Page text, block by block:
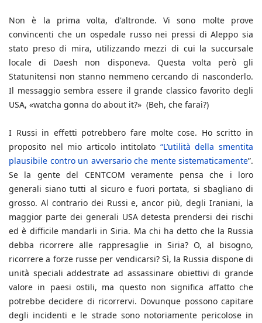
Non è la prima volta, d'altronde. Vi sono molte prove
convincenti che un ospedale russo nei pressi di Aleppo sia
stato preso di mira, utilizzando mezzi di cui la succursale
locale di Daesh non disponeva. Questa volta però gli
Statunitensi non stanno nemmeno cercando di nasconderlo.
Il messaggio sembra essere il grande classico favorito degli
USA, «watcha gonna do about it?» (Beh, che farai?)
I Russi in effetti potrebbero fare molte cose. Ho scritto in
proposito nel mio articolo intitolato “L’utilità della smentita
plausibile contro un avversario che mente sistematicamente”.
Se la gente del CENTCOM veramente pensa che i loro
generali siano tutti al sicuro e fuori portata, si sbagliano di
grosso. Al contrario dei Russi e, ancor più, degli Iraniani, la
maggior parte dei generali USA detesta prendersi dei rischi
ed è difficile mandarli in Siria. Ma chi ha detto che la Russia
debba ricorrere alle rappresaglie in Siria? O, al bisogno,
ricorrere a forze russe per vendicarsi? Sì, la Russia dispone di
unità speciali addestrate ad assassinare obiettivi di grande
valore in paesi ostili, ma questo non significa affatto che
potrebbe decidere di ricorrervi. Dovunque possono capitare
degli incidenti e le strade sono notoriamente pericolose in